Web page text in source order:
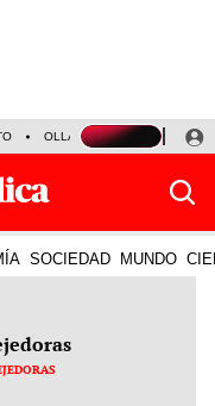
OLLANTA HUMALA
SOCIEDAD MUNDO